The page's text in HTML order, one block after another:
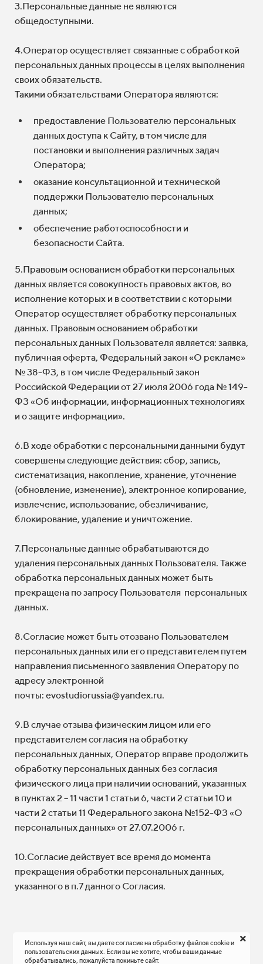
3.Персональные данные не являются
общедоступными.
4.Оператор осуществляет связанные с обработкой
персональных данных процессы в целях выполнения
своих обязательств.
Такими обязательствами Оператора являются:
предоставление Пользователю персональных
данных доступа к Сайту, в том числе для
постановки и выполнения различных задач
Оператора;
оказание консультационной и технической
поддержки Пользователю персональных
данных;
обеспечение работоспособности и
безопасности Сайта.
5.Правовым основанием обработки персональных
данных является совокупность правовых актов, во
исполнение которых и в соответствии с которыми
Оператор осуществляет обработку персональных
данных. Правовым основанием обработки
персональных данных Пользователя является: заявка,
публичная оферта, Федеральный закон «О рекламе»
№ 38-ФЗ, в том числе Федеральный закон
Российской Федерации от 27 июля 2006 года № 149-
ФЗ «Об информации, информационных технологиях
и о защите информации».
6.В ходе обработки с персональными данными будут
совершены следующие действия: сбор, запись,
систематизация, накопление, хранение, уточнение
(обновление, изменение), электронное копирование,
извлечение, использование, обезличивание,
блокирование, удаление и уничтожение.
7.Персональные данные обрабатываются до
удаления персональных данных Пользователя. Также
обработка персональных данных может быть
прекращена по запросу Пользователя персональных
данных.
8.Согласие может быть отозвано Пользователем
персональных данных или его представителем путем
направления письменного заявления Оператору по
адресу электронной
почты: evostudiorussia@yandex.ru.
9.В случае отзыва физическим лицом или его
представителем согласия на обработку
персональных данных, Оператор вправе продолжить
обработку персональных данных без согласия
физического лица при наличии оснований, указанных
в пунктах 2 – 11 части 1 статьи 6, части 2 статьи 10 и
части 2 статьи 11 Федерального закона №152-ФЗ «О
персональных данных» от 27.07.2006 г.
10.Согласие действует все время до момента
прекращения обработки персональных данных,
указанного в п.7 данного Согласия.
Используя наш сайт, вы даете согласие на обработку файлов cookie и
пользовательских данных. Если вы не хотите, чтобы ваши данные
обрабатывались, пожалуйста покиньте сайт.